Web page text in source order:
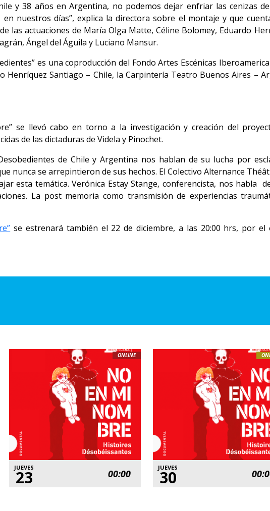
y 38 años en Argentina, no podemos dejar enfriar las cenizas
nuestros días”, explica la directora sobre el montaje y que
las actuaciones de María Olga Matte, Céline Bolomey, Eduardo
Ángel del Águila y Luciano Mansur.
es una coproducción del Fondo Artes Escénicas
Henríquez Santiago – Chile, la Carpintería Teatro Buenos Aires –
se llevó cabo en torno a la investigación y creación del
de las dictaduras de Videla y Pinochet.
de Chile y Argentina nos hablan de su lucha por
nunca se arrepintieron de sus hechos. El Colectivo Alternance
esta temática. Verónica Estay Stange, conferencista, nos habla
La post memoria como transmisión de experiencias
se estrenará también el 22 de diciembre, a las 20:00 hrs, por
ONLINE
JUEVES
23 00:00 JUEVES
30